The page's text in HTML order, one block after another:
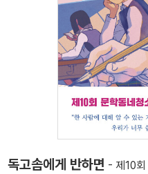
독고솜에게 반하면 - 제10회